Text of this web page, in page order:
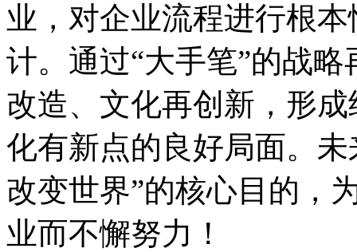
业，对企业流程进行根
计。通过“大手笔”的战
改造、文化再创新，形
化有新点的良好局面。
改变世界”的核心目的，
业而不懈努力！